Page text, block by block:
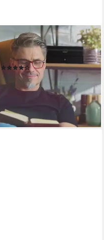
RELAXDAYS
Brille Brillenbox für 12 Brillen,
weiß
(5)
24,99 € UVP39,99 €
lieferbar - in 2-3 Werktagen bei dir